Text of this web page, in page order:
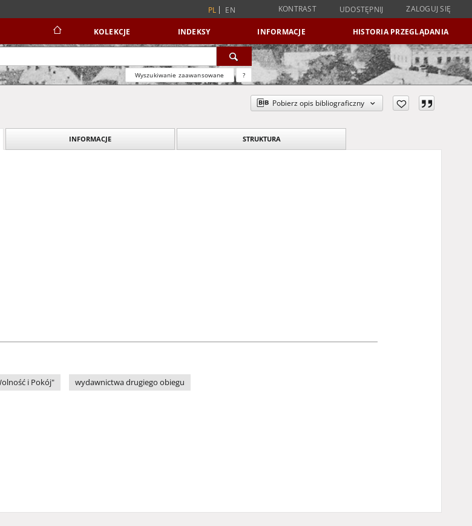
PL EN KONTRAST UDOSTĘPNIJ ZALOGUJ SIĘ
KOLEKCJE INDEKSY INFORMACJE HISTORIA PRZEGLĄDANIA
Wyszukiwanie zaawansowane ?
Pobierz opis bibliograficzny
INFORMACJE STRUKTURA
i Pokój" wydawnictwa drugiego obiegu